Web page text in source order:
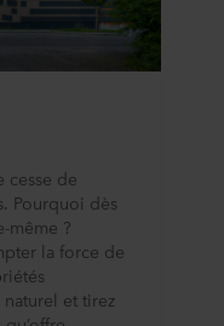
cesse de
Pourquoi dès
même ?
la force de
et tirez